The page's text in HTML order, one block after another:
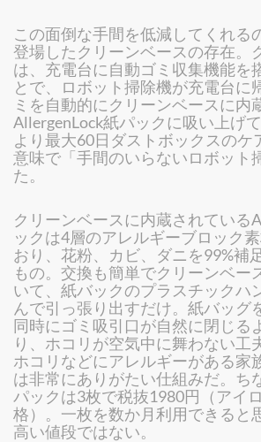
この面倒な手間を低減してくれる
登場したクリーンベースの存在。
は、充電台に自動ゴミ収集機能を
とで、ロボット掃除機が充電台に
ミを自動的にクリーンベースに内
AllergenLock紙パックに吸い上げ
より最大60日ダストボックスのケ
意味で「手間のいらないロボット
た。
クリーンベースに内蔵されている
ックは4層のアレルギーブロック
おり、花粉、カビ、ダニを99%補
もの。交換も簡単でクリーンベー
いて、紙バックのプラスチックハ
んで引っ張り出すだけ。紙バッグ
同時にゴミ吸引口が自然に閉じる
り、ホコリが空気中に舞わない工
ホコリなどにアレルギーがある家
は非常にありがたい仕組みだ。ち
パックは3枚で税抜1980円（アイ
格）。一枚を数か月利用できると
高い値段ではない。